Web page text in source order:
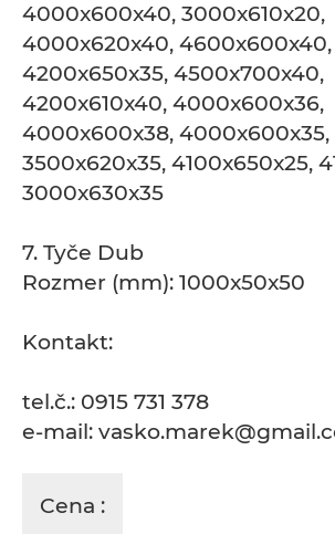
4000x600x40, 3000x610x20,
4000x620x40, 4600x600x40,
4200x650x35, 4500x700x40,
4200x610x40, 4000x600x36,
4000x600x38, 4000x600x35,
3500x620x35, 4100x650x25,
3000x630x35
7. Tyče Dub
Rozmer (mm): 1000x50x50
Kontakt:
tel.č.: 0915 731 378
e-mail:
Cena :